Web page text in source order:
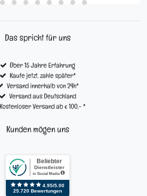
Das spricht für uns
Über 15 Jahre Erfahrung
Kaufe jetzt, zahle später*
Versand innerhalb von 24h*
Versand aus Deutschland
Kostenloser Versand ab € 100,- *
Kunden mögen uns